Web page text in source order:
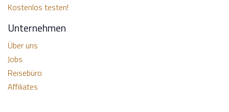
Kostenlos testen!
Unternehmen
Über uns
Jobs
Reisebüro
Affiliates